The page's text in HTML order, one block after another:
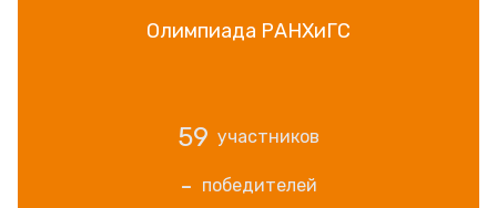
Олимпиада РАНХиГС
59 участников
- победителей